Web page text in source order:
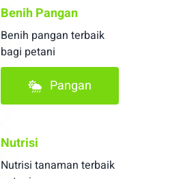
Benih Pangan
Benih pangan terbaik
bagi petani
Pangan
Nutrisi
Nutrisi tanaman terbaik